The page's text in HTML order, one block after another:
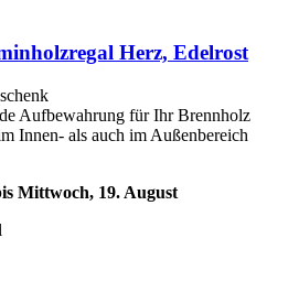
Herz, Edelrost
Aufbewahrung für Ihr Brennholz
Innen- als auch im Außenbereich
Mittwoch, 19. August